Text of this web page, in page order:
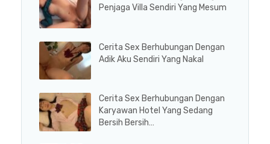
Penjaga Villa Sendiri Yang Mesum
Cerita Sex Berhubungan Dengan
Adik Aku Sendiri Yang Nakal
Cerita Sex Berhubungan Dengan
Karyawan Hotel Yang Sedang
Bersih Bersih…